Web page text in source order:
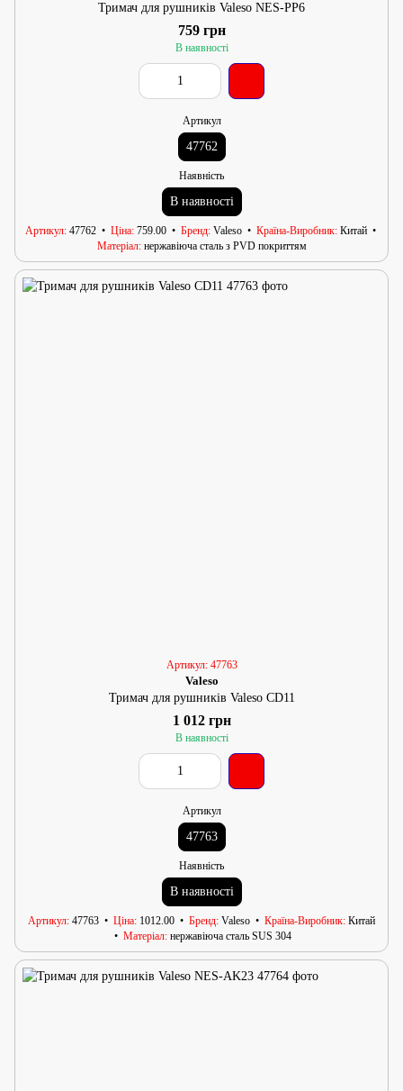
Тримач для рушників Valeso NES-PP6
759 грн
В наявності
Артикул
47762
Наявність
В наявності
Артикул 47762 Ціна 759.00 Бренд Valeso Країна-Виробник Китай
Матеріал нержавіюча сталь з PVD покриттям
Артикул: 47763
Valeso
Тримач для рушників Valeso CD11
1 012 грн
В наявності
Артикул
47763
Наявність
В наявності
Артикул 47763 Ціна 1012.00 Бренд Valeso Країна-Виробник Китай
Матеріал нержавіюча сталь SUS 304